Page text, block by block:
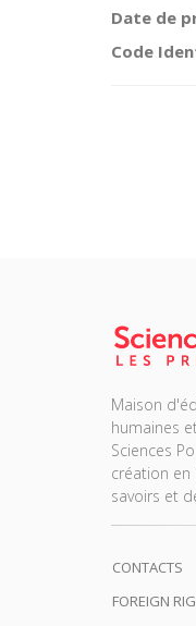
Maison
humaines
Sciences
création en
savoirs et
CONTACTS
FOREIGN